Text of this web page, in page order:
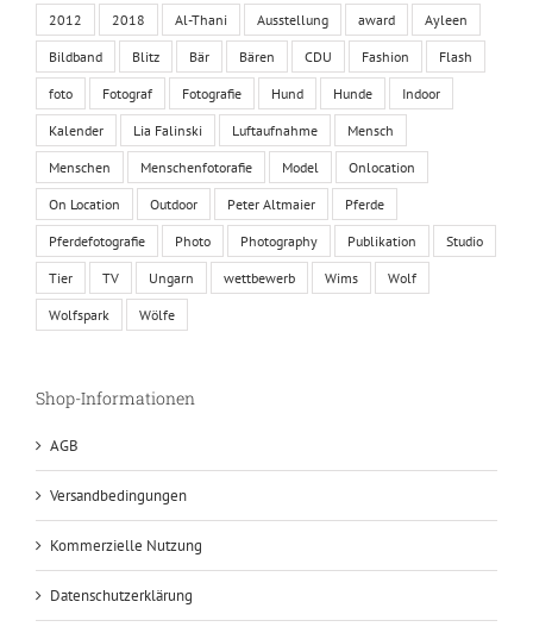
2012 2018 Al-Thani Ausstellung award Ayleen
Bildband Blitz Bär Bären CDU Fashion Flash
foto Fotograf Fotografie Hund Hunde Indoor
Kalender Lia Falinski Luftaufnahme Mensch
Menschen Menschenfotorafie Model Onlocation
On Location Outdoor Peter Altmaier Pferde
Pferdefotografie Photo Photography Publikation Studio
Tier TV Ungarn wettbewerb Wims Wolf
Wolfspark Wölfe
Shop-Informationen
AGB
Versandbedingungen
Kommerzielle Nutzung
Datenschutzerklärung